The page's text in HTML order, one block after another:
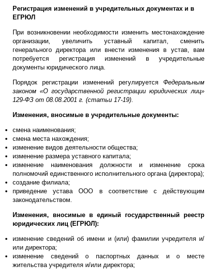
Регистрация изменений в учредительных документах и в
ЕГРЮЛ
При возникновении необходимости изменить местонахождение
организации, увеличить уставный капитал, сменить
генерального директора или внести изменения в устав, вам
потребуется регистрация изменений в учредительные
документы юридического лица.
Порядок регистрации изменений регулируется Федеральным
законом «О государственной регистрации юридических лиц»
129-ФЗ от 08.08.2001 г. (статьи 17-19)
Изменения, вносимые в учредительные документы:
смена наименования;
смена места нахождения;
изменение видов деятельности общества;
изменение размера уставного капитала;
изменение наименования должности и изменение срока
полномочий единственного исполнительного органа (директора);
создание филиала;
приведение устава ООО в соответствие с действующим
законодательством.
Изменения, вносимые в единый государственный реестр
юридических лиц (ЕГРЮЛ):
изменение сведений об имени и (или) фамилии учредителя и/
или директора;
изменение сведений о паспортных данных и о месте
жительства учредителя и/или директора;